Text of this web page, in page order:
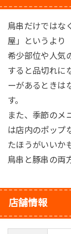
鳥串だけではな
屋」というより
希少部位や人気
すると品切れに
ーがあるときは
す。
また、季節のメ
は店内のポップ
たほうがいいか
鳥串と豚串の両
店舗情報